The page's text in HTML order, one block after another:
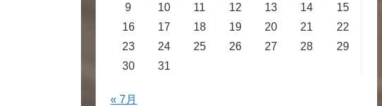
9
10 11 12 13 14
15
16
17 18 19 20 21
22
23
24 25 26 27 28
29
30
31
« 7月